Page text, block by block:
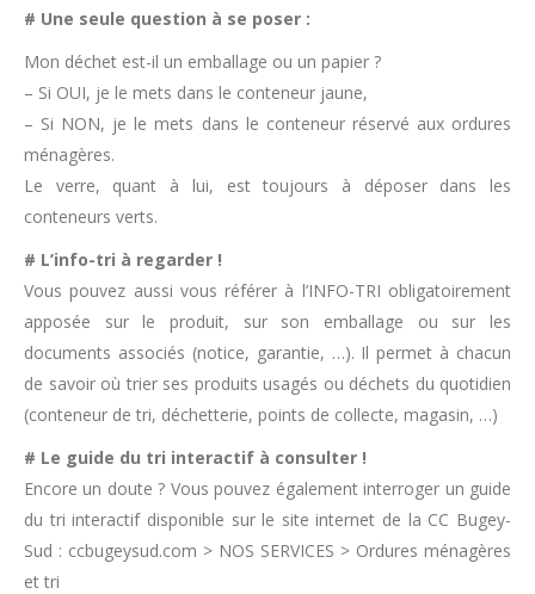
# Une seule question à se poser :
Mon déchet est-il un emballage ou un papier ?
– Si OUI, je le mets dans le conteneur jaune,
– Si NON, je le mets dans le conteneur réservé aux ordures
ménagères.
Le verre, quant à lui, est toujours à déposer dans les
conteneurs verts.
# L’info-tri à regarder !
Vous pouvez aussi vous référer à l’INFO-TRI obligatoirement
apposée sur le produit, sur son emballage ou sur les
documents associés (notice, garantie, …). Il permet à chacun
de savoir où trier ses produits usagés ou déchets du quotidien
(conteneur de tri, déchetterie, points de collecte, magasin, …)
# Le guide du tri interactif à consulter !
Encore un doute ? Vous pouvez également interroger un guide
du tri interactif disponible sur le site internet de la CC Bugey-
Sud : ccbugeysud.com > NOS SERVICES > Ordures ménagères
et tri